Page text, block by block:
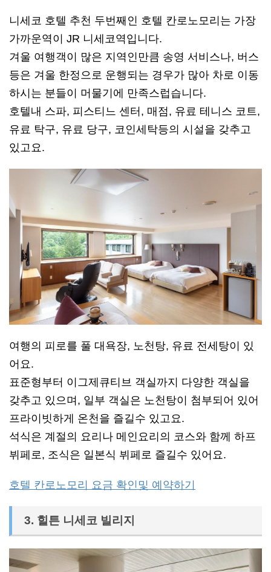
니세코 호텔 추천 두번째인 호텔 칸로노모리는 가장
가까운역이 JR 니세코역입니다.
겨울 여행객이 많은 지역인만큼 송영 서비스나, 버스
등은 겨울 한정으로 운행되는 경우가 많아 차로 이동
하시는 분들이 머물기에 만족스럽습니다.
호텔내 스파, 피스티느 센터, 매점, 유료 테니스 코트,
유료 탁구, 유료 당구, 코인세탁등의 시설을 갖추고
있고요.
여행의 피로를 풀 대욕장, 노천탕, 유료 전세탕이 있
어요.
표준형부터 이그제큐티브 객실까지 다양한 객실을
갖추고 있으며, 일부 객실은 노천탕이 첨부되어 있어
프라이빗하게 온천을 즐길수 있고요.
석식은 계절의 요리나 메인요리의 코스와 함께 하프
뷔페로, 조식은 일본식 뷔페로 즐길수 있어요.
호텔 칸로노모리 요금 확인및 예약하기
3. 힐튼 니세코 빌리지